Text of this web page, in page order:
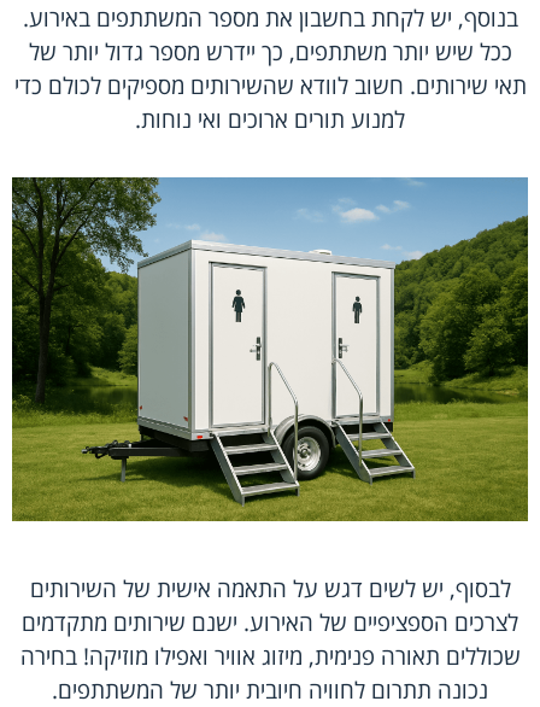
בנוסף, יש לקחת בחשבון את מספר המשתתפים באירוע.
ככל שיש יותר משתתפים, כך יידרש מספר גדול יותר של
תאי שירותים. חשוב לוודא שהשירותים מספיקים לכולם כדי
למנוע תורים ארוכים ואי נוחות.
לבסוף, יש לשים דגש על התאמה אישית של השירותים
לצרכים הספציפיים של האירוע. ישנם שירותים מתקדמים
שכוללים תאורה פנימית, מיזוג אוויר ואפילו מוזיקה! בחירה
נכונה תתרום לחוויה חיובית יותר של המשתתפים.